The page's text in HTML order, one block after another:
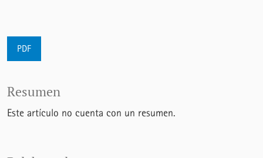
PDF
Resumen
Este artículo no cuenta con un resumen.